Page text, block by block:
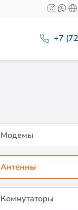
+7
Модемы
Антенны
Коммутаторы